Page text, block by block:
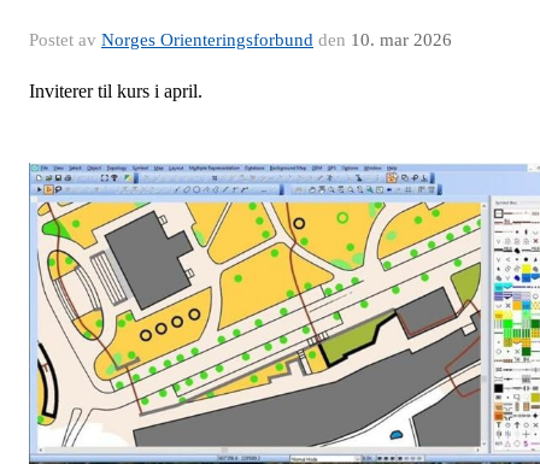
Postet av Norges Orienteringsforbund den 10. mar 2026
Inviterer til kurs i april.